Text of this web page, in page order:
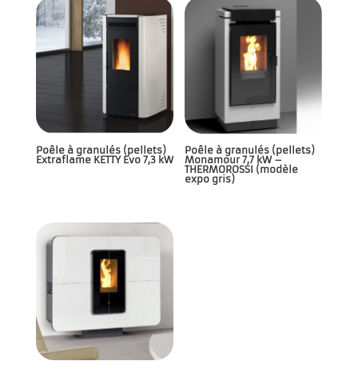
Poêle à granulés (pellets)
Extraflame KETTY Evo 7,3 kW
Poêle à granulés (pellets)
Monamour 7,7 kW –
THERMOROSSI (modèle
expo gris)